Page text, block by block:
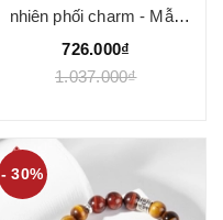
nhiên phối charm - Mẫu
VC0820 - Ngọc Quý
726.000₫
1.037.000₫
- 30%